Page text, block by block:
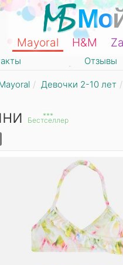
Мо
Mayoral Н&М
Отзывы
Девочки 2-10 лет
***
Бестселлер